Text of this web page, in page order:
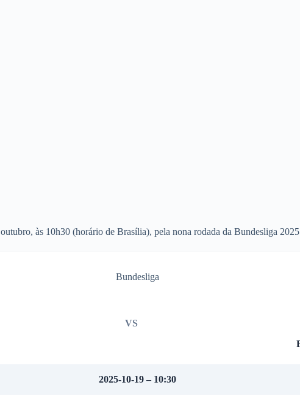
às 10h30 (horário de Brasília), pela nona rodada da Bundesliga
Bundesliga
VS
2025-10-19 – 10:30